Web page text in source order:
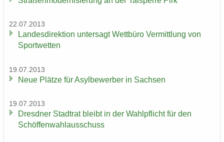
22.07.2013
Lan­des­di­rek­ti­on un­ter­sagt Wett­bü­ro Ver­mitt­lung von
Sport­wet­ten
19.07.2013
Neue Plät­ze für Asyl­be­wer­ber in Sach­sen
19.07.2013
Dresd­ner Stadt­rat bleibt in der Wahl­pflicht für den
Schöf­fen­wahl­aus­schuss